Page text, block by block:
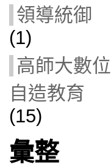
領導統御
(1)
高師大數位
自造教育
(15)
彙整